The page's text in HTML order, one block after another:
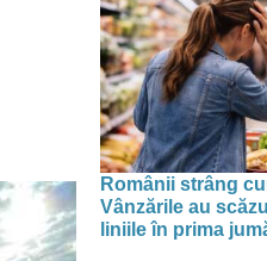
Românii strâng
Vânzările au
liniile în prima